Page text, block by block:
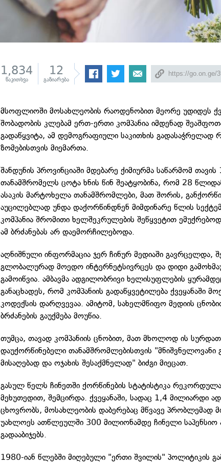
1,834
წაკითხვა
12
გაზიარება
მსოფლიოში მოსახლეობის რაოდენობით მეორე უდიდეს
შობადობის კლებამ ერთ-ერთი კომპანია იმდენად
გადაწყვიტა, ამ დემოგრაფიული საკითხის გადასაჭრელად
ზომებისთვის მიემართა.
შანდუნის პროვინციაში მდებარე ქიმიურმა საწარმომ
თანამშრომელს ცოტა ხნის წინ შეატყობინა, რომ 28
ასაკის მარტოხელა თანამშრომლები, მათ შორის,
აუცილებლად უნდა დაქორწინდნენ მიმდინარე წლის
კომპანია შრომითი ხელშეკრულების შეწყვეტით
ამ ბრძანებას არ დაემორჩილებოდა.
აღნიშნული ინფორმაცია ჯერ ჩინურ მედიაში გავრცელდა,
გლობალურად მოედო ინტერნეტსივრცეს და დიდი
გამოიწვია. ამბავმა ადგილობრივი ხელისუფლების
განაცხადეს, რომ კომპანიის გადაწყვეტილება ქვეყანაში
კოდექსის დარღვევაა. ამიტომ, სახელმწიფო მედიის
ბრძანების გაუქმება მოუწია.
თუმცა, თავად კომპანიის ცნობით, მათ მხოლოდ ის
დაუქორწინებელი თანამშრომლებისთვის "მნიშვნელოვანი
მისაღებად და ოჯახის შესაქმნელად" ბიძგი მიეცათ.
გასულ წელს ჩინეთში ქორწინების სტატისტიკა
მეხუთედით, შემცირდა. ქვეყანაში, სადაც 1,4 მილიარდი
ცხოვრობს, მოსახლეობის დაბერებაც მწვავე პრობლემად
უახლოეს ათწლეულში 300 მილიონამდე ჩინელი საპენსიო
გადააბიჯებს.
1980-იან წლებში მიღებული "ერთი შვილის" პოლიტიკის